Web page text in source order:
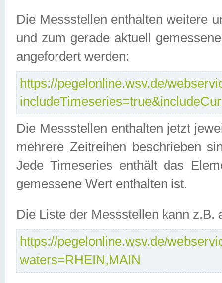
Die Messstellen enthalten weitere
und zum gerade aktuell
angefordert werden:
https://pegelonline.wsv.de/
Die Messstellen enthalten jetzt
mehrere Zeitreihen beschrieben
Jede Timeseries enthält das
gemessene Wert enthalten ist.
Die Liste der Messstellen kann
https://pegelonline.wsv.de/
waters=RHEIN,MAIN